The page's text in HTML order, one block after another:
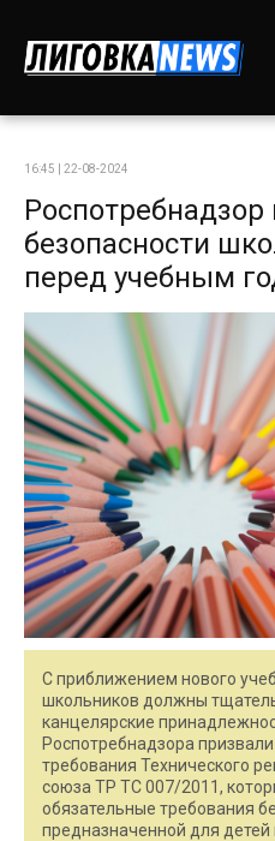
16:45 | 22-08-2024
безопасности
перед учебным
С приближением нового
школьников должны
канцелярские
Роспотребнадзора
требования Технического
союза ТР ТС 007/2011,
обязательные требования
предназначенной для детей